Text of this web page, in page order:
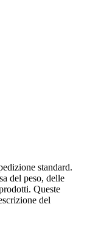
standard.
del peso, delle
Queste
del